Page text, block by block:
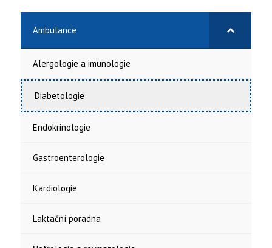
Ambulance
Alergologie a imunologie
Diabetologie
Endokrinologie
Gastroenterologie
Kardiologie
Laktační poradna